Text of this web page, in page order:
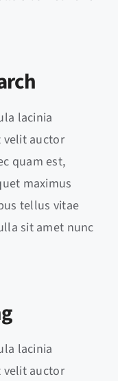
lacinia
velit auctor
quam est,
maximus
tellus vitae
sit amet nunc
lacinia
velit auctor